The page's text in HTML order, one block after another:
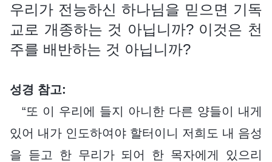
우리가 전능하신 하나님을 믿으면 기독
교로 개종하는 것 아닙니까? 이것은 천
주를 배반하는 것 아닙니까?
성경 참고:
“또 이 우리에 들지 아니한 다른 양들이 내게
있어 내가 인도하여야 할터이니 저희도 내 음성
을 듣고 한 무리가 되어 한 목자에게 있으리